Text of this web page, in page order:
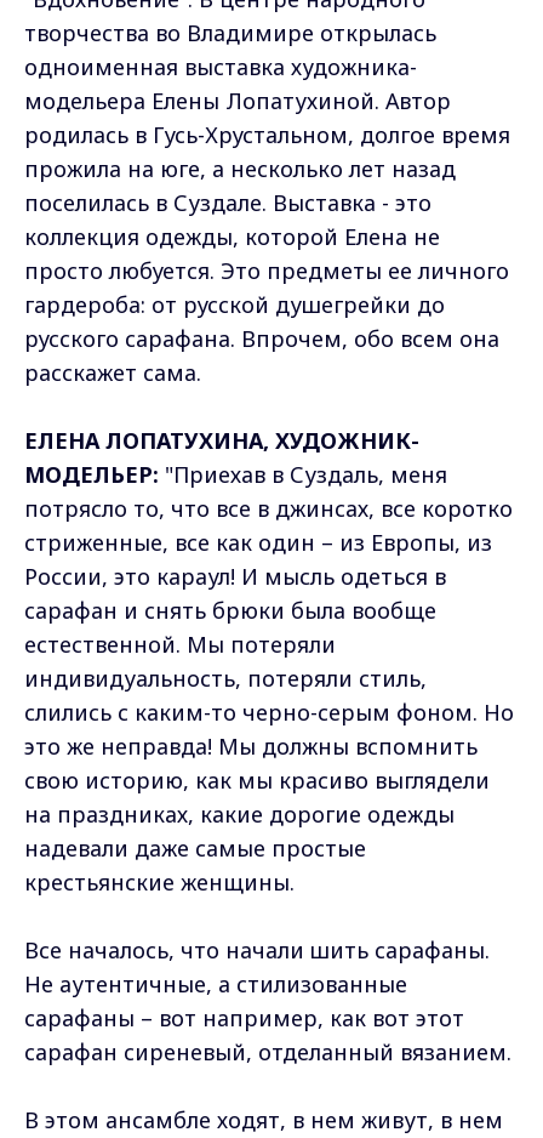
творчества во Владимире открылась
одноименная выставка художника-
модельера Елены Лопатухиной. Автор
родилась в Гусь-Хрустальном, долгое время
прожила на юге, а несколько лет назад
поселилась в Суздале. Выставка - это
коллекция одежды, которой Елена не
просто любуется. Это предметы ее личного
гардероба: от русской душегрейки до
русского сарафана. Впрочем, обо всем она
расскажет сама.
ЕЛЕНА ЛОПАТУХИНА, ХУДОЖНИК-
МОДЕЛЬЕР: "Приехав в Суздаль, меня
потрясло то, что все в джинсах, все коротко
стриженные, все как один – из Европы, из
России, это караул! И мысль одеться в
сарафан и снять брюки была вообще
естественной. Мы потеряли
индивидуальность, потеряли стиль,
слились с каким-то черно-серым фоном. Но
это же неправда! Мы должны вспомнить
свою историю, как мы красиво выглядели
на праздниках, какие дорогие одежды
надевали даже самые простые
крестьянские женщины.
Все началось, что начали шить сарафаны.
Не аутентичные, а стилизованные
сарафаны – вот например, как вот этот
сарафан сиреневый, отделанный вязанием.
В этом ансамбле ходят, в нем живут, в нем